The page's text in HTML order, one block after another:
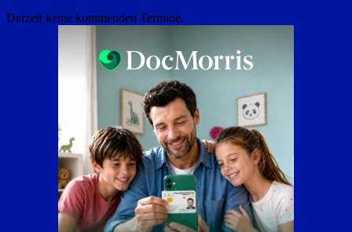
Derzeit keine kommenden Termine.